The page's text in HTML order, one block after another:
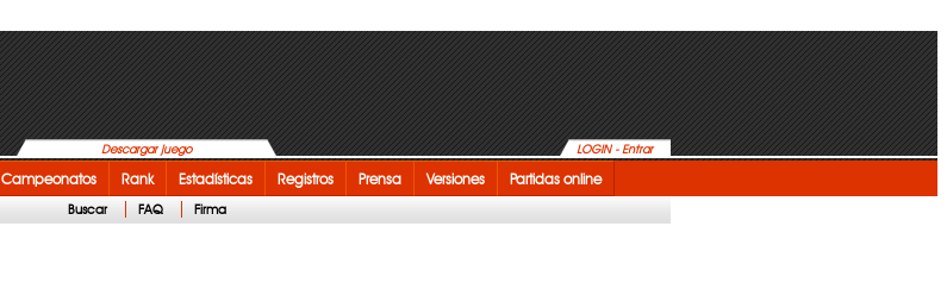
Descargar juego LOGIN - Entrar
Campeonatos Rank Estadísticas Registros Prensa Versiones Partidas online
Buscar FAQ Firma